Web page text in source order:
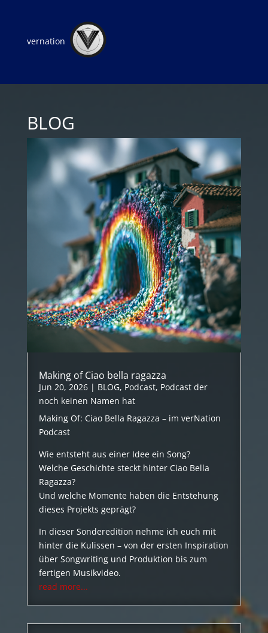
vernation
BLOG
Making of Ciao bella ragazza
Jun 20, 2026| BLOG, Podcast, Podcast der
noch keinen Namen hat
Making Of: Ciao Bella Ragazza – im verNation
Podcast
Wie entsteht aus einer Idee ein Song?
Welche Geschichte steckt hinter Ciao Bella
Ragazza?
Und welche Momente haben die Entstehung
dieses Projekts geprägt?
In dieser Sonderedition nehme ich euch mit
hinter die Kulissen – von der ersten Inspiration
über Songwriting und Produktion bis zum
fertigen Musikvideo.
read more...